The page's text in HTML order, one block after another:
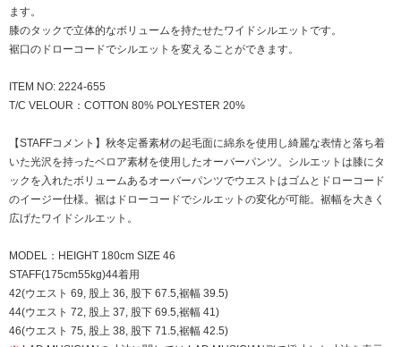
ます。
膝のタックで立体的なボリュームを持たせたワイドシルエットです。
裾口のドローコードでシルエットを変えることができます。
ITEM NO: 2224-655
T/C VELOUR：COTTON 80% POLYESTER 20%
【STAFFコメント】秋冬定番素材の起毛面に綿糸を使用し綺麗な表情と落ち着
いた光沢を持ったベロア素材を使用したオーバーパンツ。シルエットは膝にタ
ックを入れたボリュームあるオーバーパンツでウエストはゴムとドローコード
のイージー仕様。裾はドローコードでシルエットの変化が可能。裾幅を大きく
広げたワイドシルエット。
MODEL：HEIGHT 180cm SIZE 46
STAFF(175cm55kg)44着用
42(ウエスト 69, 股上 36, 股下 67.5,裾幅 39.5)
44(ウエスト 72, 股上 37, 股下 69.5,裾幅 41)
46(ウエスト 75, 股上 38, 股下 71.5,裾幅 42.5)